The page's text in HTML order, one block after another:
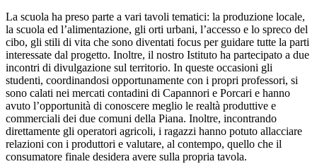
La scuola ha preso parte a vari tavoli tematici: la produzione locale,
la scuola ed l’alimentazione, gli orti urbani, l’accesso e lo spreco del
cibo, gli stili di vita che sono diventati focus per guidare tutte la parti
interessate dal progetto. Inoltre, il nostro Istituto ha partecipato a due
incontri di divulgazione sul territorio. In queste occasioni gli
studenti, coordinandosi opportunamente con i propri professori, si
sono calati nei mercati contadini di Capannori e Porcari e hanno
avuto l’opportunità di conoscere meglio le realtà produttive e
commerciali dei due comuni della Piana. Inoltre, incontrando
direttamente gli operatori agricoli, i ragazzi hanno potuto allacciare
relazioni con i produttori e valutare, al contempo, quello che il
consumatore finale desidera avere sulla propria tavola.